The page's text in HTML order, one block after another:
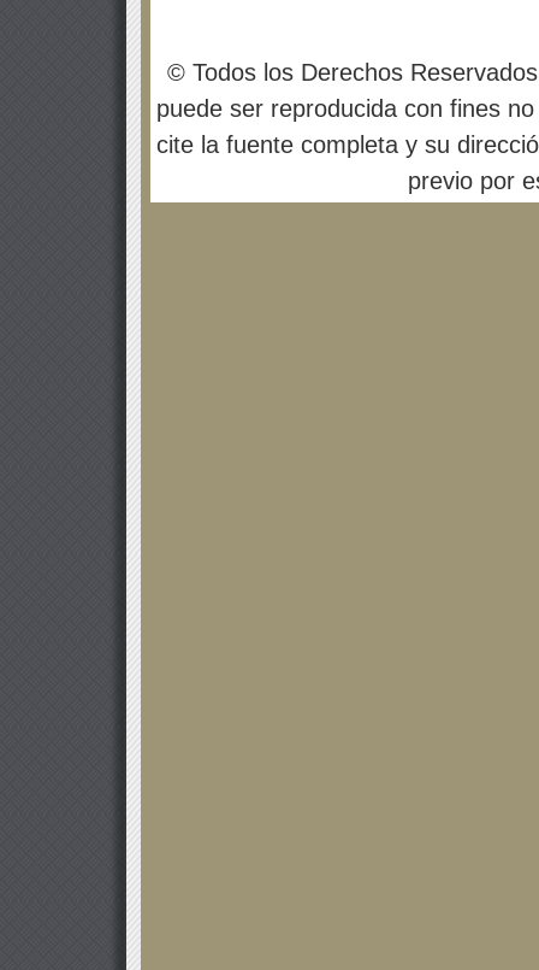
© Todos los Derechos
puede ser reproducida con fines
cite la fuente completa y su
previo por